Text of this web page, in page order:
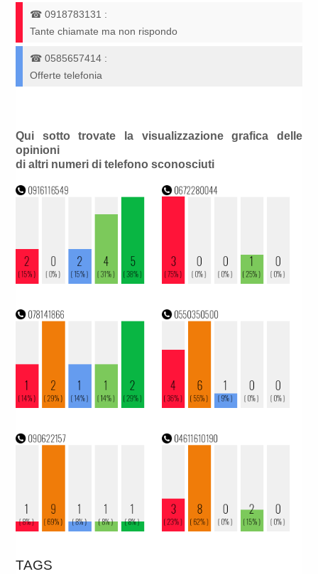
☎0918783131 :
Tante chiamate ma non rispondo
☎0585657414 :
Offerte telefonia
Qui sotto trovate la visualizzazione grafica delle
opinioni
di altri numeri di telefono sconosciuti
TAGS